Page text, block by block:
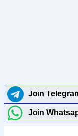
Join
Join